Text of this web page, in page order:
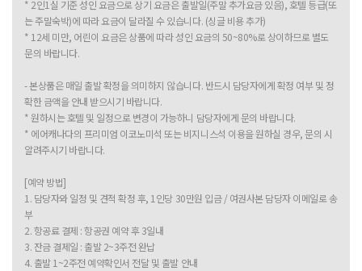
* 2인1실 기준 성인 요금으로 상기 요금은 출발일(주말 추가요금 있음), 호텔 등급(또
는 주말숙박)에 따라 요금이 달라질 수 있습니다. (싱글 비용 추가)
* 12세 미만, 어린이 요금은 상품에 따라 성인 요금의 50~80%로 상이하므로 별도
문의 바랍니다.
- 본상품은 매일 출발 확정을 의미하지 않습니다. 반드시 담당자에게 확정 여부 및 정
확한 금액을 안내 받으시기 바랍니다.
* 원하시는 호텔 및 일정으로 변경이 가능하니 담당자에게 문의 바랍니다.
* 에어캐나다의 프리미엄 이코노미석 또는 비지니스석 이용을 원하실 경우, 문의 시
알려주시기 바랍니다.
[예약 방법]
1. 담당자와 일정 및 견적 확정 후, 1인당 30만원 입금 / 여권사본 담당자 이메일로 송
부
2. 항공료 결제 : 항공권 예약 후 3일내
3. 잔금 결제일 : 출발 2~3주전 완납
4. 출발 1~2주전 예약확인서 전달 및 출발 안내